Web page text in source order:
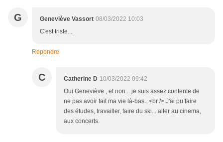
G Geneviève Vassort 08/03/2022 10:03
C'est triste....
Répondre
C Catherine D 10/03/2022 09:42
Oui Geneviève , et non... je suis assez contente de
ne pas avoir fait ma vie là-bas...<br /> J'ai pu faire
des études, travailler, faire du ski... aller au cinema,
aux concerts.